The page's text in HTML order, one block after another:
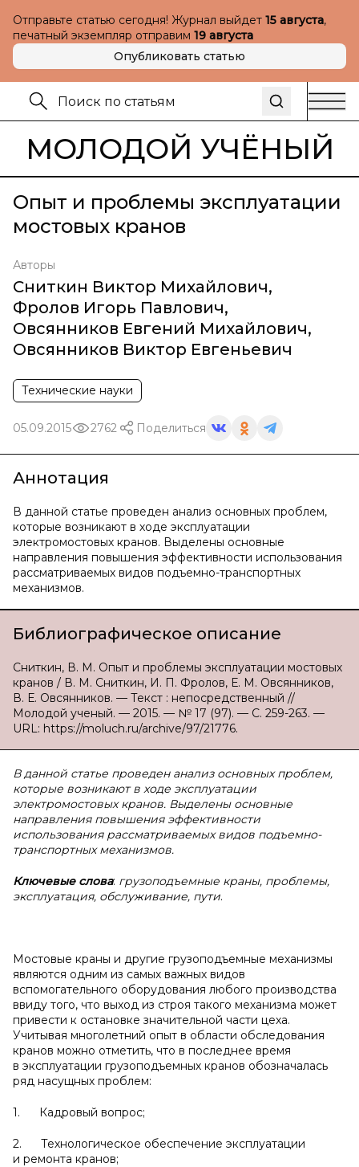
Отправьте статью сегодня! Журнал выйдет 15 августа,
печатный экземпляр отправим 19 августа
Опубликовать статью
МОЛОДОЙ УЧЁНЫЙ
Опыт и проблемы эксплуатации
мостовых кранов
Авторы
Сниткин Виктор Михайлович,
Фролов Игорь Павлович,
Овсянников Евгений Михайлович,
Овсянников Виктор Евгеньевич
Технические науки
05.09.2015 2762 Поделиться
Аннотация
В данной статье проведен анализ основных проблем,
которые возникают в ходе эксплуатации
электромостовых кранов. Выделены основные
направления повышения эффективности использования
рассматриваемых видов подъемно-транспортных
механизмов.
Библиографическое описание
Сниткин, В. М. Опыт и проблемы эксплуатации мостовых
кранов / В. М. Сниткин, И. П. Фролов, Е. М. Овсянников,
В. Е. Овсянников. — Текст : непосредственный //
Молодой ученый. — 2015. — № 17 (97). — С. 259-263. —
URL: https://moluch.ru/archive/97/21776.
В данной статье проведен анализ основных проблем,
которые возникают в ходе эксплуатации
электромостовых кранов. Выделены основные
направления повышения эффективности
использования рассматриваемых видов подъемно-
транспортных механизмов.
Ключевые слова: грузоподъемные краны, проблемы,
эксплуатация, обслуживание, пути.
Мостовые краны и другие грузоподъемные механизмы
являются одним из самых важных видов
вспомогательного оборудования любого производства
ввиду того, что выход из строя такого механизма может
привести к остановке значительной части цеха.
Учитывая многолетний опыт в области обследования
кранов можно отметить, что в последнее время
в эксплуатации грузоподъемных кранов обозначалась
ряд насущных проблем:
1. Кадровый вопрос;
2. Технологическое обеспечение эксплуатации
и ремонта кранов;